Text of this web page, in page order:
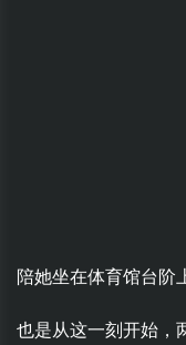
陪她坐在体育馆台阶
也是从这一刻开始，